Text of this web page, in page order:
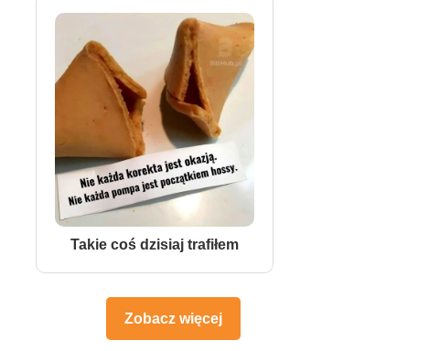
Takie coś dzisiaj trafiłem
Zobacz więcej